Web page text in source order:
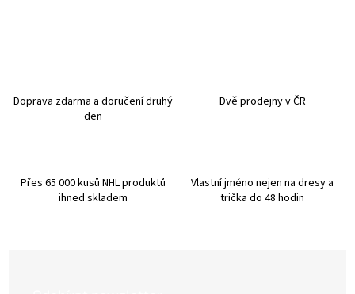
Doprava zdarma a doručení druhý
den
Dvě prodejny v ČR
Přes 65 000 kusů NHL produktů
ihned skladem
Vlastní jméno nejen na dresy a
trička do 48 hodin